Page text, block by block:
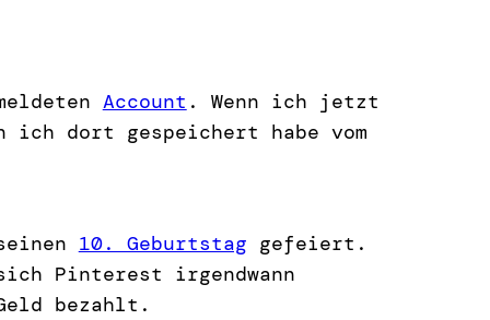
Account . Wenn ich jetzt
dort gespeichert habe vom
10. Geburtstag gefeiert.
Pinterest irgendwann
bezahlt.